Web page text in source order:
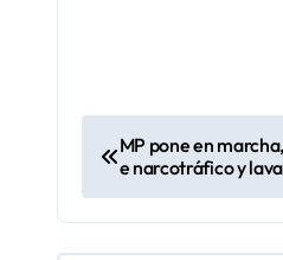
N
a
v
MP pone en
e narcotráfico y